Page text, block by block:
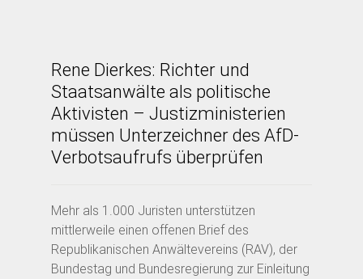
Rene Dierkes: Richter und
Staatsanwälte als politische
Aktivisten – Justizministerien
müssen Unterzeichner des AfD-
Verbotsaufrufs überprüfen
Mehr als 1.000 Juristen unterstützen
mittlerweile einen offenen Brief des
Republikanischen Anwältevereins (RAV), der
Bundestag und Bundesregierung zur Einleitung